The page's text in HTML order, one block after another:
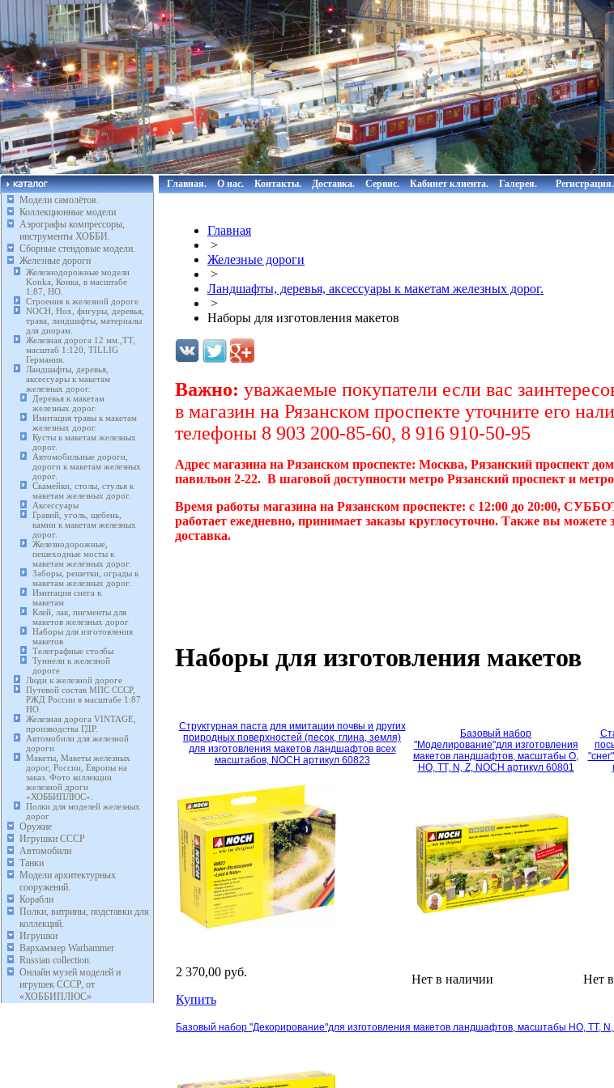
Модели самолётов.
Коллекционные модели
Аэрографы компрессоры,
инструменты ХОББИ.
Сборные стендовые модели.
Железные дороги
Железнодорожные модели
Konka, Конка, в масштабе
1:87, HO.
Строения к железной дороге
NOCH, Нох, фигуры, деревья,
трава, ландшафты, материалы
для диорам.
Железная дорога 12 мм.,TT,
масштаб 1:120, TILLIG
Германия.
Ландшафты, деревья,
аксессуары к макетам
железных дорог.
Деревья к макетам
железных дорог.
Имитация травы к макетам
железных дорог.
Кусты к макетам железных
дорог.
Автомобильные дороги,
дороги к макетам железных
дорог.
Скамейки, столы, стулья к
макетам железных дорог.
Аксессуары
Гравий, уголь, щебень,
камни к макетам железных
дорог.
Железнодорожные,
пешеходные мосты к
макетам железных дорог.
Заборы, решетки, ограды к
макетам железных дорог.
Имитация снега к
макетам
Клей, лак, пигменты для
макетов железных дорог
Наборы для изготовления
макетов
Телеграфные столбы
Туннели к железной
дороге
Люди к железной дороге
Путевой состав МПС СССР,
РЖД России в масштабе 1:87
HO.
Железная дорога VINTAGE,
производства ГДР.
Автомобили для железной
дороги
Макеты, Макеты железных
дорог, России, Европы на
заказ. Фото коллекции
железной дроги
«ХОББИПЛЮС».
Полки для моделей железных
дорог
Оружие
Игрушки СССР
Автомобили
Танки
Модели архитектурных
сооружений.
Корабли
Полки, витрины, подставки для
коллекций.
Игрушки
Вархаммер Warhammer
Russian collection.
Онлайн музей моделей и
игрушек СССР, от
«ХОББИПЛЮС»
Главная. О нас. Контакты. Доставка. Сервис. Кабинет клиента. Галерея. Регистрация.
Главная
>
Железные дороги
>
Ландшафты, деревья, аксессуары к макетам железных дорог.
>
Наборы для изготовления макетов
Важно: уважаемые покупатели если вас
в магазин на Рязанском проспекте уточните его
телефоны 8 903 200-85-60, 8 916 910-50-95
Адрес магазина на Рязанском проспекте: Москва, Рязанский проспект
павильон 2-22. В шаговой доступности метро Рязанский проспект и
Время работы магазина на Рязанском проспекте: с 12:00 до 20:00,
работает ежедневно, принимает заказы круглосуточно. Также вы можете
доставка.
Наборы для изготовления макетов
Структурная паста для имитации почвы и других
природных поверхностей (песок, глина, земля)
для изготовления макетов ландшафтов всех
масштабов, NOCH артикул 60823
2 370,00 руб.
Купить
Базовый набор
"Моделирование"для изготовления
макетов ландшафтов, масштабы О,
HO, TT, N, Z, NOCH артикул 60801
Нет в наличии Нет
Базовый набор "Декорирование"для изготовления макетов ландшафтов, масштабы HO, TT,